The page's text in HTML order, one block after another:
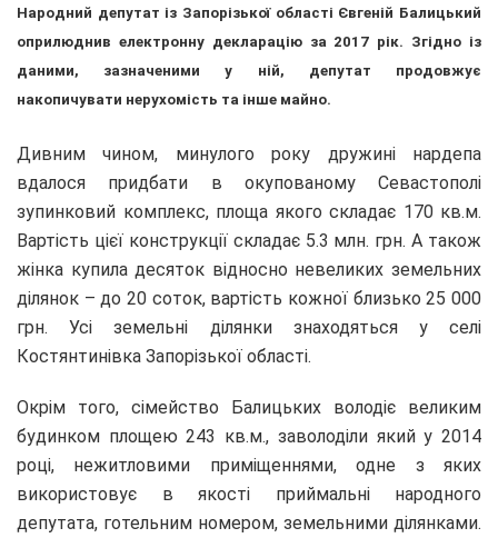
Народний депутат із Запорізької області Євгеній Балицький
оприлюднив електронну декларацію за 2017 рік. Згідно із
даними, зазначеними у ній, депутат продовжує
накопичувати нерухомість та інше майно.
Дивним чином, минулого року дружині нардепа
вдалося придбати в окупованому Севастополі
зупинковий комплекс, площа якого складає 170 кв.м.
Вартість цієї конструкції складає 5.3 млн. грн. А також
жінка купила десяток відносно невеликих земельних
ділянок – до 20 соток, вартість кожної близько 25 000
грн. Усі земельні ділянки знаходяться у селі
Костянтинівка Запорізької області.
Окрім того, сімейство Балицьких володіє великим
будинком площею 243 кв.м., заволоділи який у 2014
році, нежитловими приміщеннями, одне з яких
використовує в якості приймальні народного
депутата, готельним номером, земельними ділянками.